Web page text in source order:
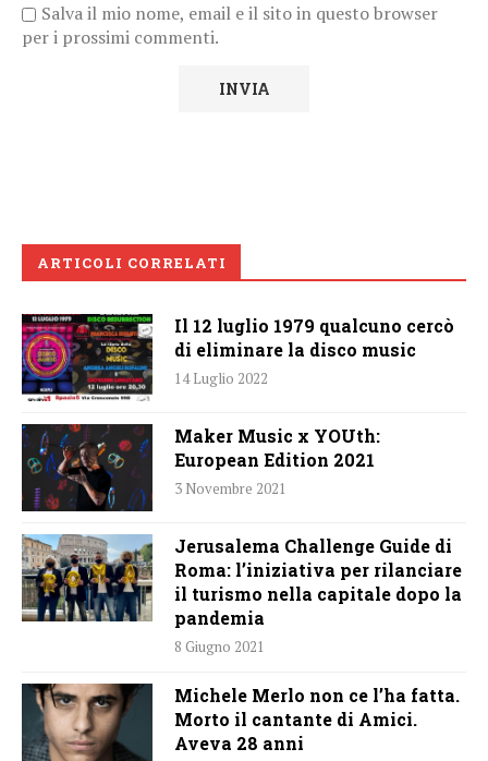
Salva il mio nome, email e il sito in questo browser
per i prossimi commenti.
ARTICOLI CORRELATI
Il 12 luglio 1979 qualcuno cercò
di eliminare la disco music
14 Luglio 2022
Maker Music x YOUth:
European Edition 2021
3 Novembre 2021
Jerusalema Challenge Guide di
Roma: l’iniziativa per rilanciare
il turismo nella capitale dopo la
pandemia
8 Giugno 2021
Michele Merlo non ce l’ha fatta.
Morto il cantante di Amici.
Aveva 28 anni